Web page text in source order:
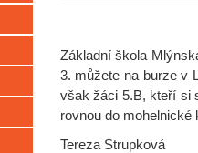
Základní škola
3. můžete na burze v
však žáci 5.B, kteří si
rovnou do mohelnické
Tereza Strupková